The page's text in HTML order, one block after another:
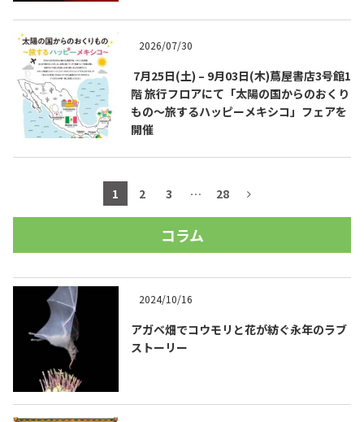
2026/07/30
7月25日(土) – 9月03日(木)蔦屋書店3号館1
階 旅行フロアにて「太陽の国からのおくり
もの～旅するハッピーメキシコ」フェアを
開催
1 2 3 … 28
コラム
2024/10/16
アガベ畑でコウモリと花が紡ぐ永年のラブ
ストーリー